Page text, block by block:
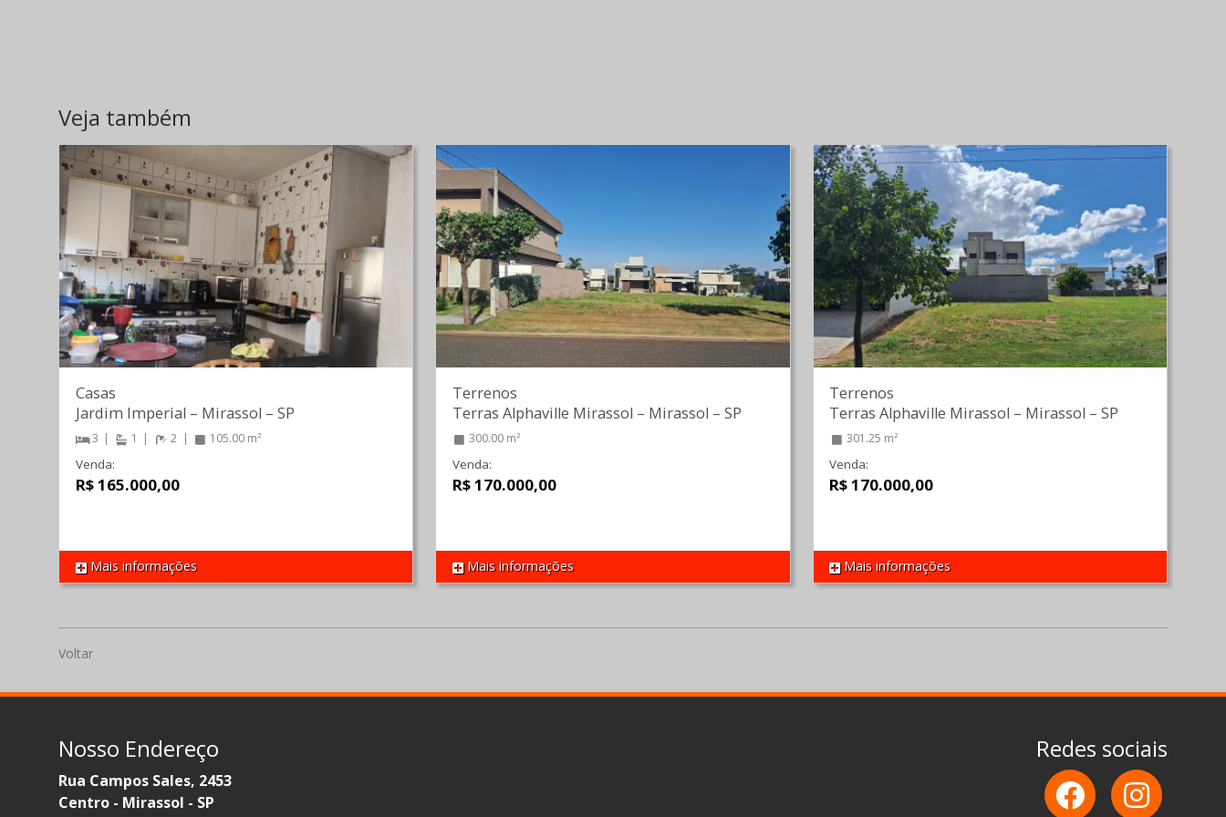
Veja também
REF 1111
Casas
Jardim Imperial – Mirassol – SP
3 1 2 105.00 m²
Venda:
R$ 165.000,00
Mais informações REF 1491
Terrenos
Terras Alphaville Mirassol – Mirassol – SP
300.00 m²
Venda:
R$ 170.000,00
Mais informações REF 1460
Terrenos
Terras Alphaville Mirassol – Mirassol –SP
301.25 m²
Venda:
R$ 170.000,00
Mais informações
Voltar
Nosso Endereço
Rua Campos Sales, 2453
Centro - Mirassol - SP
Redes sociais